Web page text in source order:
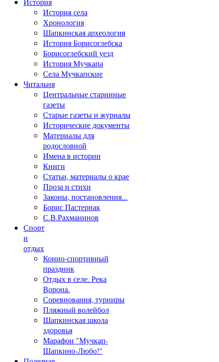
История села
Хронология
Шапкинская археология
История Борисоглебска
Борисоглебский уезд
История Мучкапа
Села Мучкапские
Читальня
Центральные старинные
газеты
Старые газеты и журналы
Исторические документы
Материалы для
родословной
Имена в истории
Книги
Статьи, материалы о крае
Проза и стихи
Законы, постановления...
Борис Пастернак
С.В.Рахманинов
Спорт
и
отдых
Конно-спортивный
праздник
Отдых в селе. Река
Ворона.
Соревнования, турниры
Пляжный волейбол
Шапкинская школа
здоровья
Марафон "Мучкап-
Шапкино-Любо!"